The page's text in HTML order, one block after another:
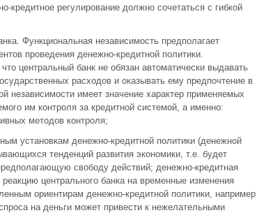
кредитное регулирование должно сочетаться с гибкой
Функциональная независимость предполагает
проведения денежно-кредитной политики.
центральный банк не обязан автоматически выдавать
расходов и оказывать ему предпочтение в
независимости имеет значение характер применяемых
им контроля за кредитной системой, а именно:
методов контроля;
установкам денежно-кредитной политики (денежной
тенденций развития экономики, т.е. будет
свободу действий; денежно-кредитная
центрального банка на временные изменения
ориентирам денежно-кредитной политики, например
на деньги может привести к нежелательными